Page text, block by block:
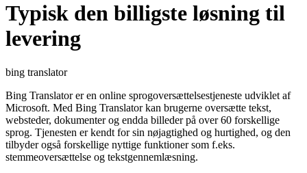
Typisk den billigste løsning til
levering
bing translator
Bing Translator er en online sprogoversættelsestjeneste udviklet af
Microsoft. Med Bing Translator kan brugerne oversætte tekst,
websteder, dokumenter og endda billeder på over 60 forskellige
sprog. Tjenesten er kendt for sin nøjagtighed og hurtighed, og den
tilbyder også forskellige nyttige funktioner som f.eks.
stemmeoversættelse og tekstgennemlæsning.